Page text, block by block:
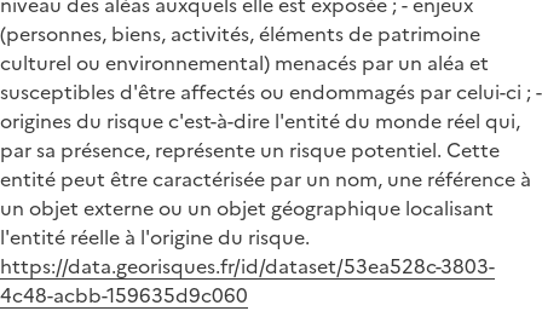
(personnes, biens, activités, éléments de patrimoine
culturel ou environnemental) menacés par un aléa et
susceptibles d'être affectés ou endommagés par celui-ci ; -
origines du risque c'est-à-dire l'entité du monde réel qui,
par sa présence, représente un risque potentiel. Cette
entité peut être caractérisée par un nom, une référence à
un objet externe ou un objet géographique localisant
l'entité réelle à l'origine du risque.
https://data.georisques.fr/id/dataset/53ea528c-3803-
4c48-acbb-159635d9c060